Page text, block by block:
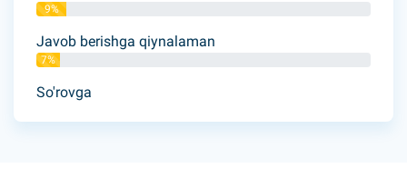
9%
Javob berishga qiynalaman
7%
So'rovga